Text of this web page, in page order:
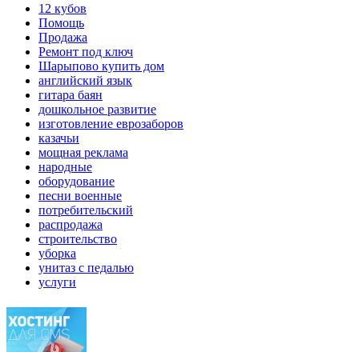
12 кубов
Помощь
Продажа
Ремонт под ключ
Шарыпово купить дом
английский язык
гитара баян
дошкольное развитие
изготовление еврозаборов
казачьи
мощная реклама
народные
оборудование
песни военные
потребительский
распродажа
строительство
уборка
унитаз с педалью
услуги